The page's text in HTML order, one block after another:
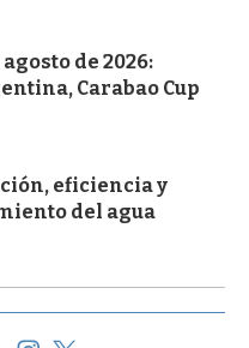
de 2026:
Carabao Cup
eficiencia y
del agua